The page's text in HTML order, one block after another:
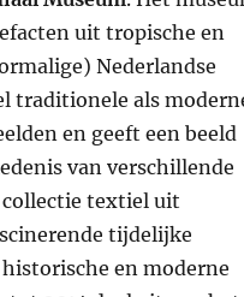
uit tropische en
Nederlandse
traditionele als
en geeft een beeld
van verschillende
collectie textiel uit
tijdelijke
en moderne